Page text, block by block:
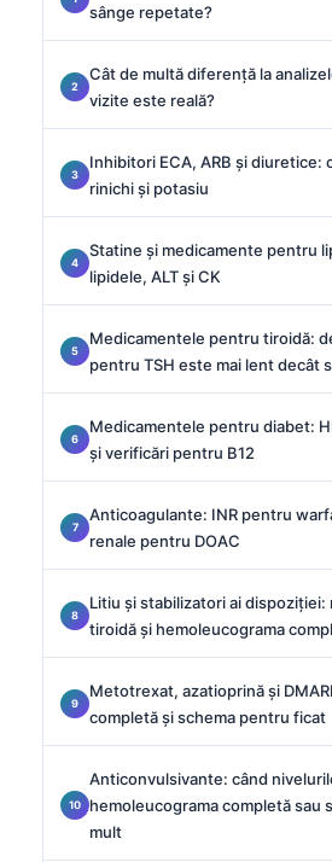
sânge repetate?
Cât de multă diferență la
vizite este reală?
Inhibitori ECA, ARB și diuretice:
rinichi și potasiu
Statine și medicamente pentru
lipidele, ALT și CK
Medicamentele pentru tiroidă:
pentru TSH este mai lent decât
Medicamentele pentru diabet:
și verificări pentru B12
Anticoagulante: INR pentru
renale pentru DOAC
Litiu și stabilizatori ai dispoziției:
tiroidă și hemoleucograma
Metotrexat, azatioprină și
completă și schema pentru ficat
Anticonvulsivante: când
hemoleucograma completă sau
mult